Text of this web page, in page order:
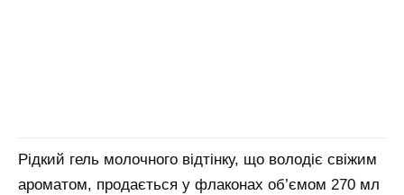
Рідкий гель молочного відтінку, що володіє свіжим
ароматом, продається у флаконах об’ємом 270 мл